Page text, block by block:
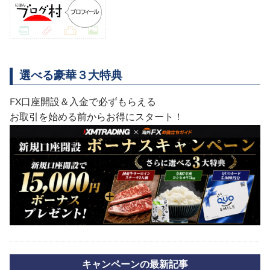
選べる豪華３大特典
FX口座開設＆入金で必ずもらえる
お取引を始める前からお得にスタート！
キャンペーンの最新記事